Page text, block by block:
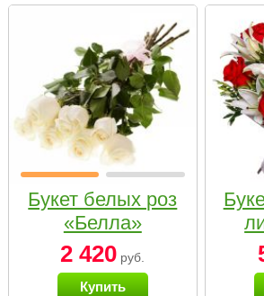
Букет белых роз
«Белла»
2 420 руб.
Купить